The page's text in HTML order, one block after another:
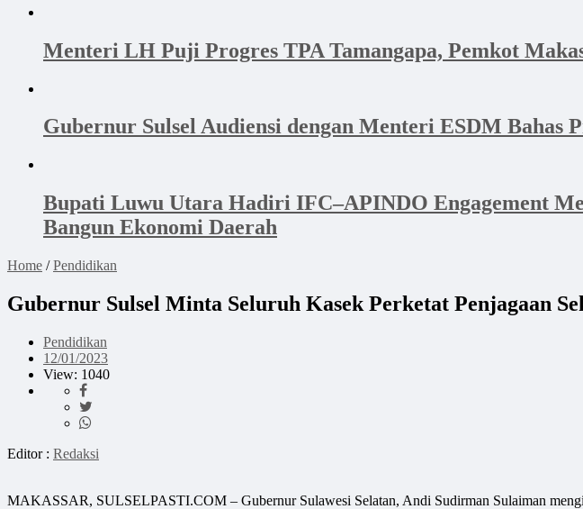
Menteri LH Puji Progres TPA Tamangapa, Pemkot
Gubernur Sulsel Audiensi dengan Menteri ESDM
Bupati Luwu Utara Hadiri IFC–APINDO Engagement
Bangun Ekonomi Daerah
Home /Pendidikan
Gubernur Sulsel Minta Seluruh Kasek Perketat Penjagaan
Pendidikan
12/01/2023
View: 1040
Editor : Redaksi
MAKASSAR, SULSELPASTI.COM – Gubernur Sulawesi Selatan, Andi Sudirman Sulaiman